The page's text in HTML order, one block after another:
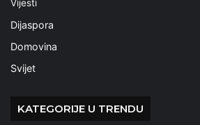
Vijesti
Dijaspora
Domovina
Svijet
KATEGORIJE U TRENDU